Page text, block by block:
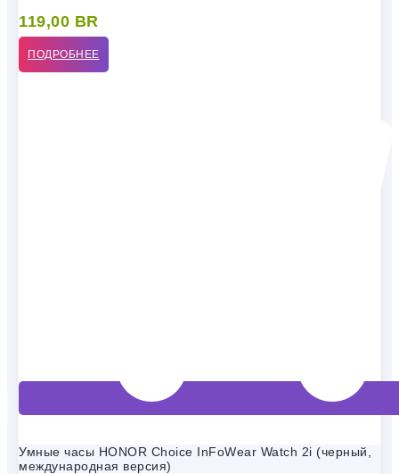
119,00 BR
ПОДРОБНЕЕ
Умные часы HONOR Choice InFoWear Watch 2i (черный,
международная версия)